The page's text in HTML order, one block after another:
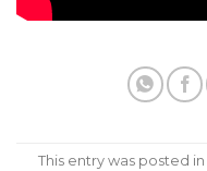
This entry was posted in